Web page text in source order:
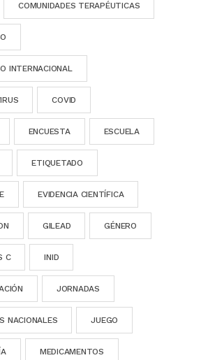
COMUNIDADES TERAPÉUTICAS
INTERNACIONAL
COVID
ENCUESTA ESCUELA
ETIQUETADO
EVIDENCIA CIENTÍFICA
GILEAD GÉNERO
C INID
JORNADAS
NACIONALES JUEGO
MEDICAMENTOS